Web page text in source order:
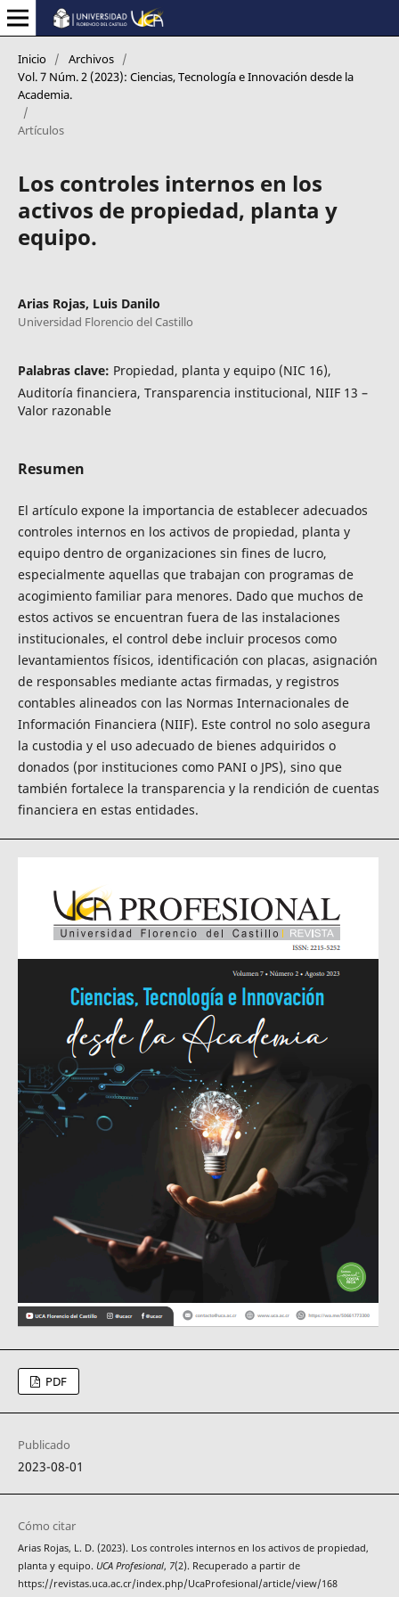
Inicio / Archivos /
Vol. 7 Núm. 2 (2023): Ciencias, Tecnología e Innovación desde la
Academia.
/
Artículos
Los controles internos en los
activos de propiedad, planta y
equipo.
Arias Rojas, Luis Danilo
Universidad Florencio del Castillo
Palabras clave: Propiedad, planta y equipo (NIC 16),
Auditoría financiera, Transparencia institucional, NIIF 13 –
Valor razonable
Resumen
El artículo expone la importancia de establecer adecuados
controles internos en los activos de propiedad, planta y
equipo dentro de organizaciones sin fines de lucro,
especialmente aquellas que trabajan con programas de
acogimiento familiar para menores. Dado que muchos de
estos activos se encuentran fuera de las instalaciones
institucionales, el control debe incluir procesos como
levantamientos físicos, identificación con placas, asignación
de responsables mediante actas firmadas, y registros
contables alineados con las Normas Internacionales de
Información Financiera (NIIF). Este control no solo asegura
la custodia y el uso adecuado de bienes adquiridos o
donados (por instituciones como PANI o JPS), sino que
también fortalece la transparencia y la rendición de cuentas
financiera en estas entidades.
PDF
Publicado
2023-08-01
Cómo citar
Arias Rojas, L. D. (2023). Los controles internos en los activos de propiedad,
planta y equipo. UCA Profesional, 7(2). Recuperado a partir de
https://revistas.uca.ac.cr/index.php/UcaProfesional/article/view/168